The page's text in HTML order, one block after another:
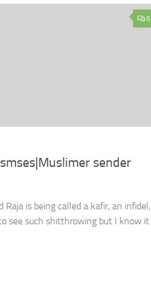
6
sender
Raja is being called a kafir, an infidel,
see such shitthrowing but I know it